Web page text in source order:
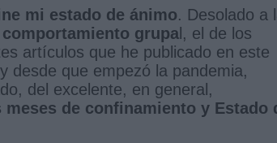
mi estado de ánimo. Desolado a
grupal, el de los
artículos que he publicado en este
desde que empezó la pandemia,
del excelente, en general,
meses de confinamiento y Estado